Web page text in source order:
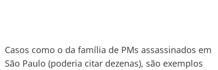
Casos como o da família de PMs assassinados em
São Paulo (poderia citar dezenas), são exemplos